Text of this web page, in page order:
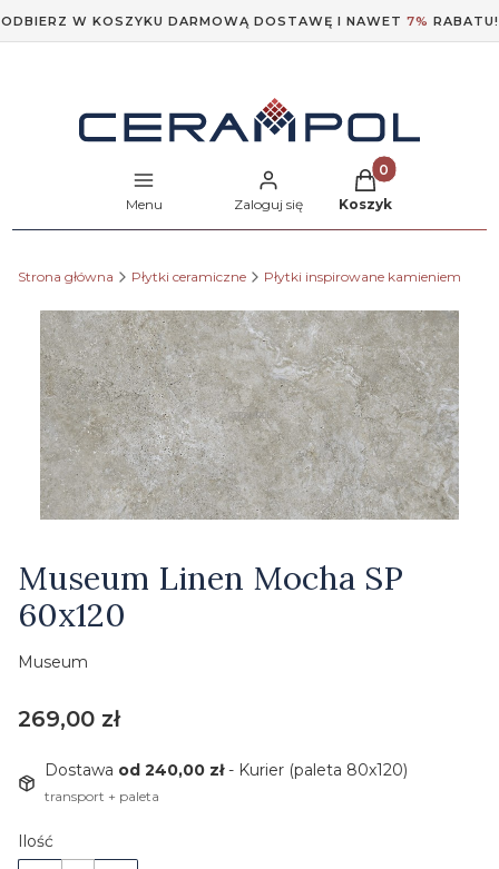
ODBIERZ W KOSZYKU DARMOWĄ DOSTAWĘ I NAWET 7% RABATU!
Menu Zaloguj się
Produkty w
Koszyk
Strona główna Płytki ceramiczne Płytki inspirowane kamieniem
Museum Linen Mocha SP
60x120
Museum
Cena
269,00 zł
Dostawa od 240,00 zł- Kurier (paleta 80x120)
transport + paleta
Ilość